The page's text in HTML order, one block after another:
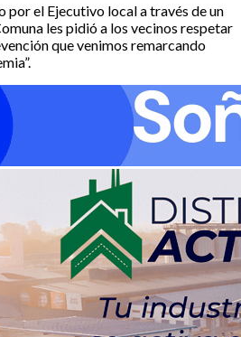
el Ejecutivo local a través de un
les pidió a los vecinos respetar
que venimos remarcando